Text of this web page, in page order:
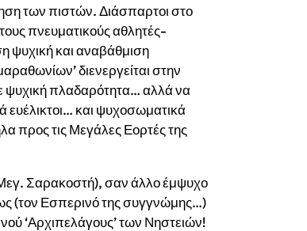
των πιστών. Διάσπαρτοι στο
πνευματικούς αθλητές-
ψυχική και αναβάθμιση
διενεργείται στην
ψυχική πλαδαρότητα… αλλά να
και ψυχοσωματικά
προς τις Μεγάλες Εορτές της
Σαρακοστή), σαν άλλο έμψυχο
(τον Εσπερινό της συγγνώμης…)
‘Αρχιπελάγους’ των Νηστειών!